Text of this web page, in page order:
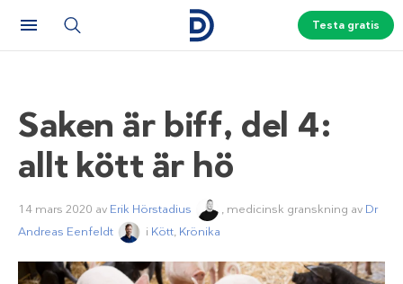
Testa gratis
Saken är biff, del 4:
allt kött är hö
14 mars 2020 av Erik Hörstadius , medicinsk granskning av Dr
Andreas Eenfeldt
i Kött, Krönika